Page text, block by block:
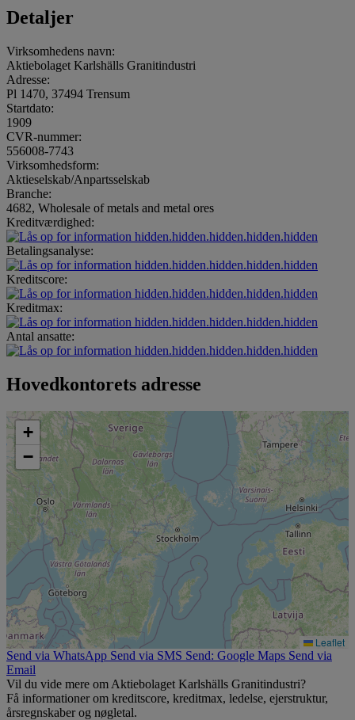
Detaljer
Virksomhedens navn:
Aktiebolaget Karlshälls Granitindustri
Adresse:
Pl 1470, 37494 Trensum
Startdato:
1909
CVR-nummer:
556008-7743
Virksomhedsform:
Aktieselskab/Anpartsselskab
Branche:
4682, Wholesale of metals and metal ores
Kreditværdighed:
hidden.hidden.hidden.hidden.hidden
Betalingsanalyse:
hidden.hidden.hidden.hidden.hidden
Kreditscore:
hidden.hidden.hidden.hidden.hidden
Kreditmax:
hidden.hidden.hidden.hidden.hidden
Antal ansatte:
hidden.hidden.hidden.hidden.hidden
Hovedkontorets adresse
+
−
Leaflet
Send via WhatsApp Send via SMS Send: Google Maps Send via
Email
Vil du vide mere om Aktiebolaget Karlshälls Granitindustri?
Få informationer om kreditscore, kreditmax, ledelse, ejerstruktur,
årsregnskaber og nøgletal.